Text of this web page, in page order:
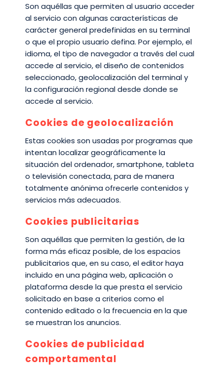
Son aquéllas que permiten al usuario acceder
al servicio con algunas características de
carácter general predefinidas en su terminal
o que el propio usuario defina. Por ejemplo, el
idioma, el tipo de navegador a través del cual
accede al servicio, el diseño de contenidos
seleccionado, geolocalización del terminal y
la configuración regional desde donde se
accede al servicio.
Cookies de geolocalización
Estas cookies son usadas por programas que
intentan localizar geográficamente la
situación del ordenador, smartphone, tableta
o televisión conectada, para de manera
totalmente anónima ofrecerle contenidos y
servicios más adecuados.
Cookies publicitarias
Son aquéllas que permiten la gestión, de la
forma más eficaz posible, de los espacios
publicitarios que, en su caso, el editor haya
incluido en una página web, aplicación o
plataforma desde la que presta el servicio
solicitado en base a criterios como el
contenido editado o la frecuencia en la que
se muestran los anuncios.
Cookies de publicidad
comportamental